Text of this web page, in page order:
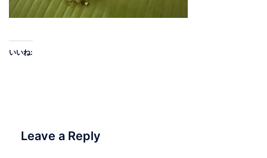
いいね:
Leave a Reply